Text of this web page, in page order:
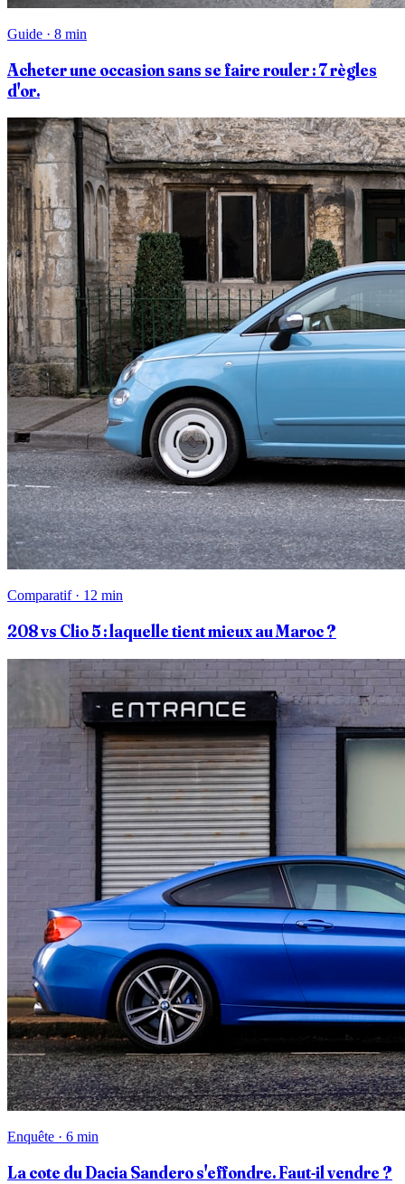
Guide · 8 min
Acheter une occasion sans se faire rouler : 7 règles
d'or.
Comparatif · 12 min
208 vs Clio 5 : laquelle tient mieux au Maroc ?
Enquête · 6 min
La cote du Dacia Sandero s'effondre. Faut-il vendre ?